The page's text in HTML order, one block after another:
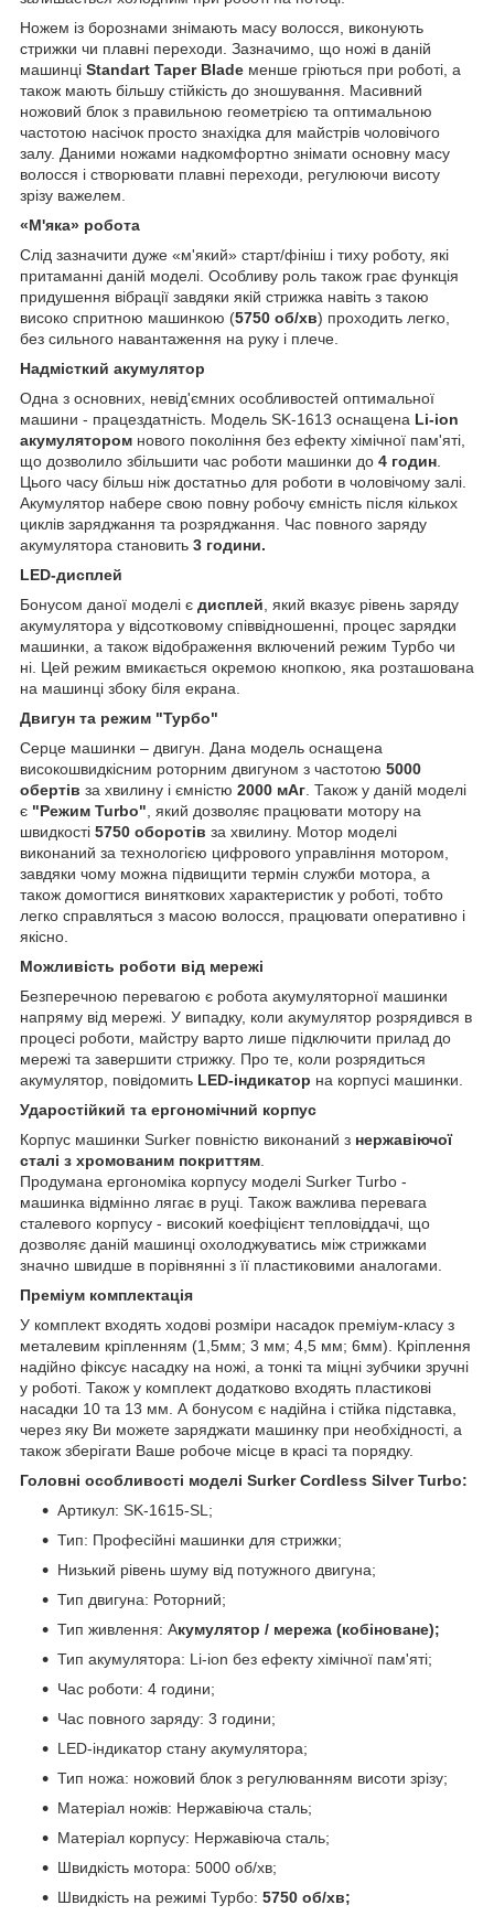
Ножем із борознами знімають масу волосся, виконують
стрижки чи плавні переходи. Зазначимо, що ножі в даній
машинці Standart Taper Blade менше гріються при роботі, а
також мають більшу стійкість до зношування. Масивний
ножовий блок з правильною геометрією та оптимальною
частотою насічок просто знахідка для майстрів чоловічого
залу. Даними ножами надкомфортно знімати основну масу
волосся і створювати плавні переходи, регулюючи висоту
зрізу важелем.
«М'яка» робота
Слід зазначити дуже «м'який» старт/фініш і тиху роботу, які
притаманні даній моделі. Особливу роль також грає функція
придушення вібрації завдяки якій стрижка навіть з такою
високо спритною машинкою (5750 об/хв) проходить легко,
без сильного навантаження на руку і плече.
Надмісткий акумулятор
Одна з основних, невід'ємних особливостей оптимальної
машини - працездатність. Модель SK-1613 оснащена Li-ion
акумулятором нового покоління без ефекту хімічної пам'яті,
що дозволило збільшити час роботи машинки до 4 годин.
Цього часу більш ніж достатньо для роботи в чоловічому залі.
Акумулятор набере свою повну робочу ємність після кількох
циклів заряджання та розряджання. Час повного заряду
акумулятора становить 3 години.
LED-дисплей
Бонусом даної моделі є дисплей, який вказує рівень заряду
акумулятора у відсотковому співвідношенні, процес зарядки
машинки, а також відображення включений режим Турбо чи
ні. Цей режим вмикається окремою кнопкою, яка розташована
на машинці збоку біля екрана.
Двигун та режим "Турбо"
Серце машинки – двигун. Дана модель оснащена
високошвидкісним роторним двигуном з частотою 5000
обертів за хвилину і ємністю 2000 мАг. Також у даній моделі
є "Режим Turbo", який дозволяє працювати мотору на
швидкості 5750 оборотів за хвилину. Мотор моделі
виконаний за технологією цифрового управління мотором,
завдяки чому можна підвищити термін служби мотора, а
також домогтися виняткових характеристик у роботі, тобто
легко справляться з масою волосся, працювати оперативно і
якісно.
Можливість роботи від мережі
Безперечною перевагою є робота акумуляторної машинки
напряму від мережі. У випадку, коли акумулятор розрядився в
процесі роботи, майстру варто лише підключити прилад до
мережі та завершити стрижку. Про те, коли розрядиться
акумулятор, повідомить LED-індикатор на корпусі машинки.
Ударостійкий та ергономічний корпус
Корпус машинки Surker повністю виконаний з нержавіючої
сталі з хромованим покриттям.
Продумана ергономіка корпусу моделі Surker Turbo -
машинка відмінно лягає в руці. Також важлива перевага
сталевого корпусу - високий коефіцієнт тепловіддачі, що
дозволяє даній машинці охолоджуватись між стрижками
значно швидше в порівнянні з її пластиковими аналогами.
Преміум комплектація
У комплект входять ходові розміри насадок преміум-класу з
металевим кріпленням (1,5мм; 3 мм; 4,5 мм; 6мм). Кріплення
надійно фіксує насадку на ножі, а тонкі та міцні зубчики зручні
у роботі. Також у комплект додатково входять пластикові
насадки 10 та 13 мм. А бонусом є надійна і стійка підставка,
через яку Ви можете заряджати машинку при необхідності, а
також зберігати Ваше робоче місце в красі та порядку.
Головні особливості моделі Surker Cordless Silver Turbo:
Артикул: SK-1615-SL;
Тип: Професійні машинки для стрижки;
Низький рівень шуму від потужного двигуна;
Тип двигуна: Роторний;
Тип живлення: Акумулятор / мережа (кобіноване);
Тип акумулятора: Li-ion без ефекту хімічної пам'яті;
Час роботи: 4 години;
Час повного заряду: 3 години;
LED-індикатор стану акумулятора;
Тип ножа: ножовий блок з регулюванням висоти зрізу;
Матеріал ножів: Нержавіюча сталь;
Матеріал корпусу: Нержавіюча сталь;
Швидкість мотора: 5000 об/хв;
Швидкість на режимі Турбо: 5750 об/хв;